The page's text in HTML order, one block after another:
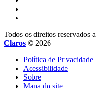
Todos os direitos reservados a
Claros © 2026
Política de Privacidade
Acessibilidade
Sobre
Mapa do site